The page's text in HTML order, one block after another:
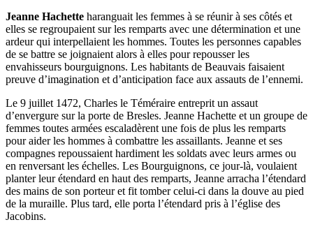
Jeanne Hachette haranguait les femmes à se réunir à ses côtés et
elles se regroupaient sur les remparts avec une détermination et une
ardeur qui interpellaient les hommes. Toutes les personnes capables
de se battre se joignaient alors à elles pour repousser les
envahisseurs bourguignons. Les habitants de Beauvais faisaient
preuve d’imagination et d’anticipation face aux assauts de l’ennemi.
Le 9 juillet 1472, Charles le Téméraire entreprit un assaut
d’envergure sur la porte de Bresles. Jeanne Hachette et un groupe de
femmes toutes armées escaladèrent une fois de plus les remparts
pour aider les hommes à combattre les assaillants. Jeanne et ses
compagnes repoussaient hardiment les soldats avec leurs armes ou
en renversant les échelles. Les Bourguignons, ce jour-là, voulaient
planter leur étendard en haut des remparts, Jeanne arracha l’étendard
des mains de son porteur et fit tomber celui-ci dans la douve au pied
de la muraille. Plus tard, elle porta l’étendard pris à l’église des
Jacobins.